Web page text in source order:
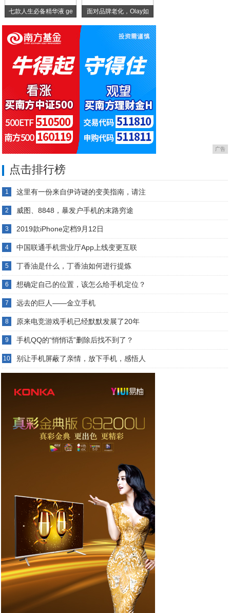
七款人生必备精华液 ge 面对品牌老化，Olay如
广告
点击排行榜
1 这里有一份来自伊诗谜的变美指南，请注
2 威图、8848，暴发户手机的末路穷途
3 2019款iPhone定档9月12日
4 中国联通手机营业厅App上线变更互联
5 丁香油是什么，丁香油如何进行提炼
6 想确定自己的位置，该怎么给手机定位？
7 远去的巨人——金立手机
8 原来电竞游戏手机已经默默发展了20年
9 手机QQ的“悄悄话”删除后找不到了？
10 别让手机屏蔽了亲情，放下手机，感悟人